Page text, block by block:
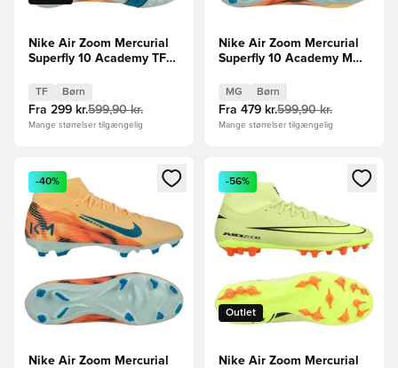
Nike Air Zoom Mercurial
Superfly 10 Academy TF
Orange/Turkis/Grøn Børn
TF Børn
Fra 299 kr.599,90 kr.
Mange størrelser tilgængelig
Nike Air Zoom Mercurial
Superfly 10 Academy MG
Orange/Turkis/Grøn Børn
MG Børn
Fra 479 kr.599,90 kr.
Mange størrelser tilgængelig
Åbner en Modal til at logge ind eller tilmelde dig som
-40%
Nike Air Zoom Mercurial
Åbner en Modal til at logge
Outlet
-56%
Nike Air Zoom Mercurial